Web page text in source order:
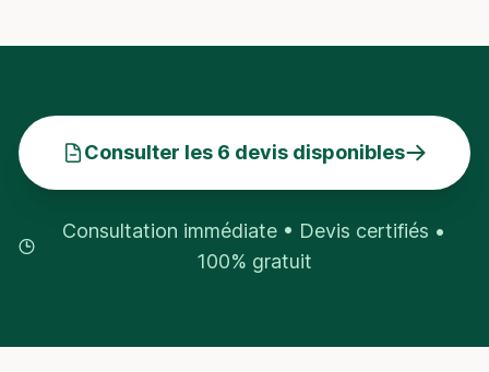
Consulter les 6 devis disponibles
Consultation immédiate • Devis certifiés •
100% gratuit